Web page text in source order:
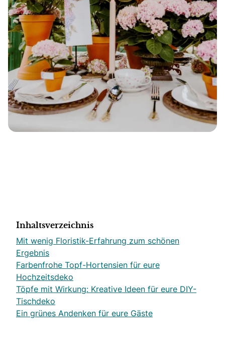
Inhaltsverzeichnis
Mit wenig Floristik-Erfahrung zum schönen
Ergebnis
Farbenfrohe Topf-Hortensien für eure
Hochzeitsdeko
Töpfe mit Wirkung: Kreative Ideen für eure DIY-
Tischdeko
Ein grünes Andenken für eure Gäste